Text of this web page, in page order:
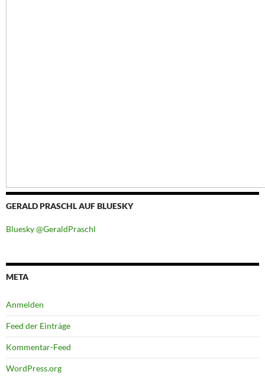
GERALD PRASCHL AUF BLUESKY
Bluesky @GeraldPraschl
META
Anmelden
Feed der Einträge
Kommentar-Feed
WordPress.org